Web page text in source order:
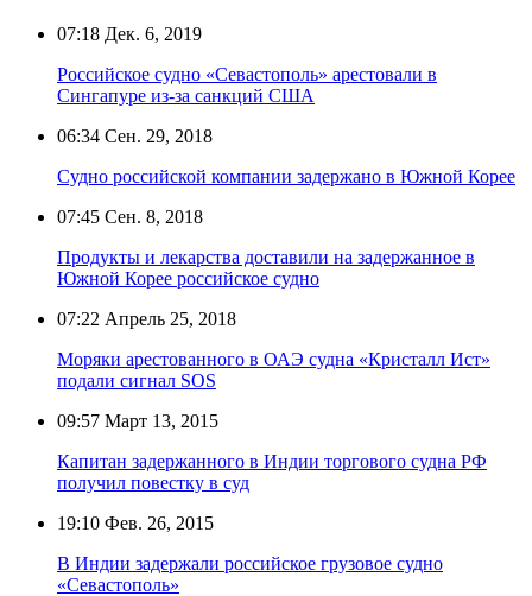
07:18 Дек. 6, 2019
Российское судно «Севастополь» арестовали в
Сингапуре из-за санкций США
06:34 Сен. 29, 2018
Судно российской компании задержано в Южной Корее
07:45 Сен. 8, 2018
Продукты и лекарства доставили на задержанное в
Южной Корее российское судно
07:22 Апрель 25, 2018
Моряки арестованного в ОАЭ судна «Кристалл Ист»
подали сигнал SOS
09:57 Март 13, 2015
Капитан задержанного в Индии торгового судна РФ
получил повестку в суд
19:10 Фев. 26, 2015
В Индии задержали российское грузовое судно
«Севастополь»